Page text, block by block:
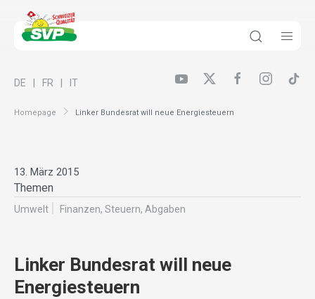
Homepage Linker Bundesrat will neue Energiesteuern
DE FR IT
13. März 2015
Themen
Umwelt Finanzen, Steuern, Abgaben
Linker Bundesrat will neue
Energiesteuern